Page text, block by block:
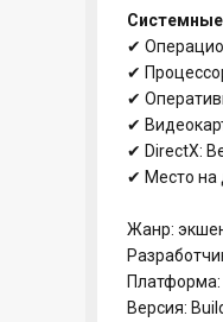
Системные
✔
✔
✔
✔
✔ DirectX:
✔ Место на
Жанр:
Платформа:
Версия: